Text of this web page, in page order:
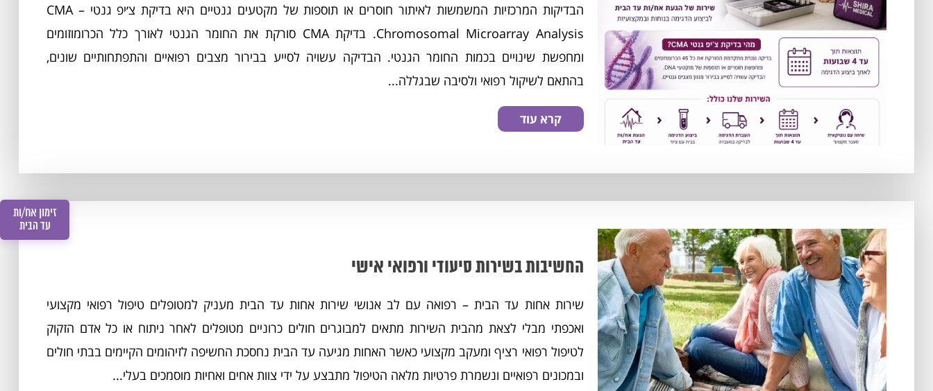
הבדיקות המרכזיות המשמשות לאיתור חוסרים או תוספות של מקטעים גנטיים היא בדיקת צ׳יפ גנטי CMA –
Chromosomal Microarray Analysis. בדיקת CMA סורקת את החומר הגנטי לאורך כלל הכרומוזומים
ומחפשת שינויים בכמות החומר הגנטי. הבדיקה עשויה לסייע בבירור מצבים רפואיים והתפתחותיים שונים,
בהתאם לשיקול רפואי ולסיבה שבגללה...
קרא עוד
החשיבות בשירות סיעודי ורפואי אישי
שירות אחות עד הבית – רפואה עם לב אנושי שירות אחות עד הבית מעניק למטופלים טיפול רפואי מקצועי
ואכפתי מבלי לצאת מהבית השירות מתאים למבוגרים חולים כרוניים מטופלים לאחר ניתוח או כל אדם הזקוק
לטיפול רפואי רציף ומעקב מקצועי כאשר האחות מגיעה עד הבית נחסכת החשיפה לזיהומים הקיימים בבתי חולים
ובמכונים רפואיים ונשמרת פרטיות מלאה הטיפול מתבצע על ידי צוות אחים ואחיות מוסמכים בעלי...
זימון אח/ות
עד הבית